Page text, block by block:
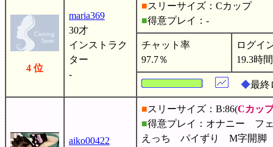
4 位
maria369
30才
インストラク
ター
-
■スリーサイズ：Cカップ
■得意プレイ：-
チャット率
97.7％
ログイ
19.3時間
◆最終
aiko00422
■スリーサイズ：B:86(Cカッ
■得意プレイ：オナニー
えっち パイずり M字開脚